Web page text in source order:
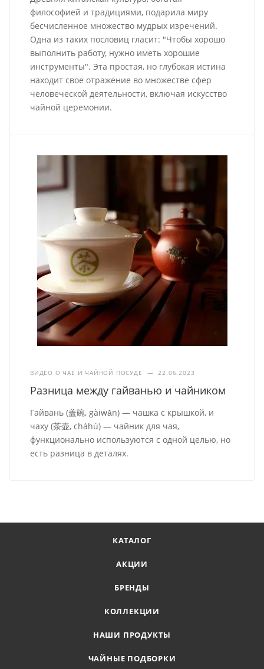
философией и традициями, подарила миру
бесчисленное множество мудрых изречений.
Одна из таких пословиц гласит: "Чтобы хорошо
выполнить работу, нужно иметь хорошие
инструменты". Эта простая, но глубокая истина
находит свое отражение во множестве сфер
человеческой деятельности, включая искусство
чайной церемонии.
ВИДЕО О ЧАЕ И ЧАЙНОЙ ПОСУДЕ — 22.06.2023
Разница между гайванью и чайником
Гайвань (盖碗, gàiwǎn) — чашка с крышкой, и
чаху (茶壶, cháhú) — чайник для чая,
функционально используются с одной целью, но
есть разница в деталях.
КАТАЛОГ
АКЦИИ
БРЕНДЫ
КОЛЛЕКЦИИ
НАШИ ПРОДУКТЫ
ЧАЙНЫЕ ПОДБОРКИ